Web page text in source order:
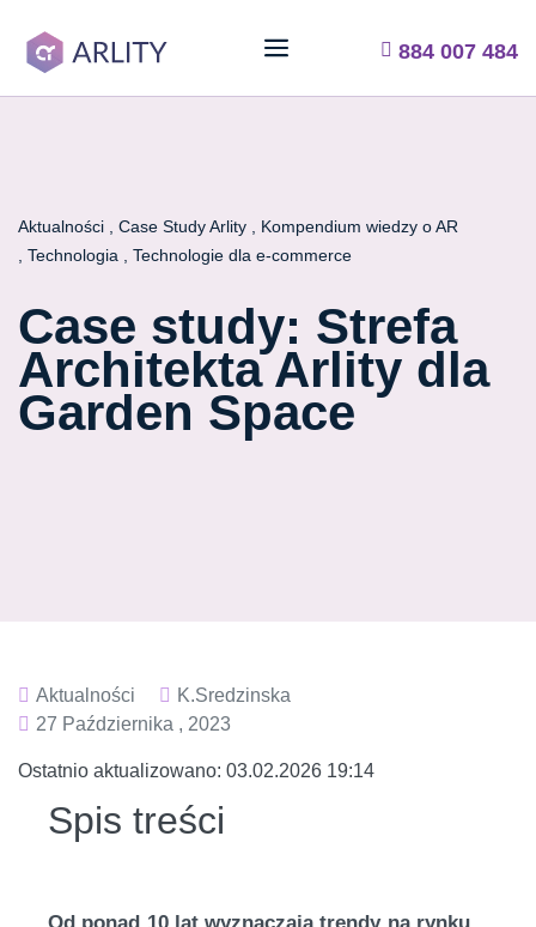
884 007 484
Aktualności Case Study Arlity
Kompendium wiedzy o AR
Technologia
Technologie dla e-commerce
Case study: Strefa
Architekta Arlity dla
Garden Space
Aktualności
K.sredzinska
27 Października , 2023
Ostatnio aktualizowano: 03.02.2026 19:14
Spis treści